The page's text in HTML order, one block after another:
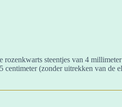
rozenkwarts steentjes van 4
centimeter (zonder uitrekken van de